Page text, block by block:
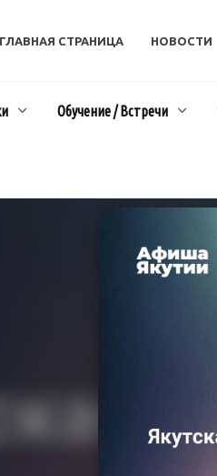
ГЛАВНАЯ СТРАНИЦА НОВОСТИ
Обучение / Встречи